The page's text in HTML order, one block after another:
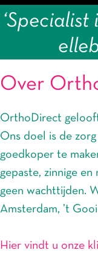
Over
OrthoDirect
Ons doel is de
goedkoper te
gepaste, zinnige
geen wachttijden.
Amsterdam, ’t
Hier vindt u onze